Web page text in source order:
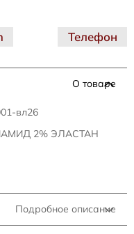
О товаре
вл26
2% ЭЛАСТАН
Подробное описание
Телефон